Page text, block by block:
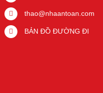
thao@nhaantoan.com
BẢN ĐỒ ĐƯỜNG ĐI